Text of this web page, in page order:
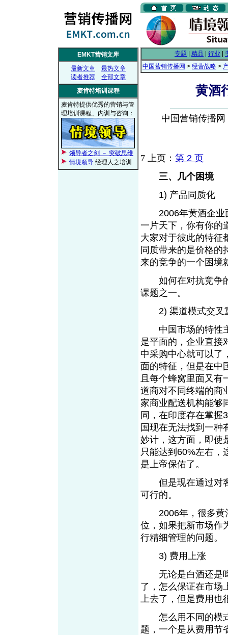
EMKT营销文库
最新文章
最热文章
读者推荐
全部文章
麦肯特培训课程
麦肯特提供优秀的营销与管
理培训课程、内训与咨询：
领导者之剑 － 突破思维
情境领导 经理人之培训
专题 精品 行业
中国营销传播网 > 经营战略 >
黄酒
中国营销传播
7 上页： 第 2 页
三、几个困境
1) 产品同质化
2006年黄酒企业面
一片天下，你有你的
大家对于彼此的特征
同质带来的是价格的
来的竞争的一个困境
如何在对抗竞争的
课题之一。
2) 渠道模式交叉
中国市场的特性主
是平面的，企业直接
中采购中心就可以了
面的特征，但是在中
且每个蜂窝里面又
道商对不同终端的商
家商业配送机构能够
同，在印度存在掌握
国现在无法找到一种
妙计，这方面，即使
只能达到60%左右，
是上帝保佑了。
但是现在通过对客
可行的。
2006年，很多黄酒
位，如果把新市场作
行精细管理的问题。
3) 费用上涨
无论是白酒还是啤
了，怎么保证在市场
上去了，但是费用也
怎么用不同的模式
题，一个是从费用节